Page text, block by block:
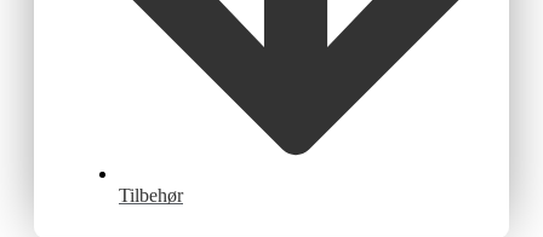
Tilbehør